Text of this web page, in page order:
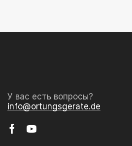
У вас есть вопросы?
info@ortungsgerate.de